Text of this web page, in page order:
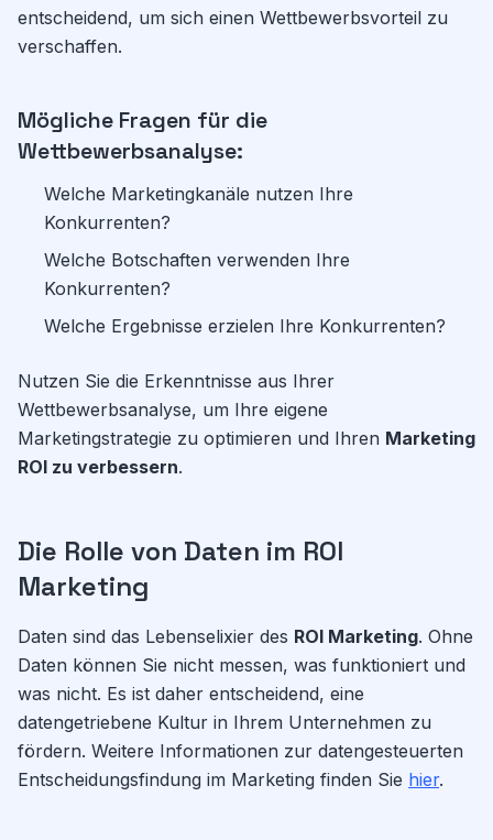
entscheidend, um sich einen Wettbewerbsvorteil zu
verschaffen.
Mögliche Fragen für die
Wettbewerbsanalyse:
Welche Marketingkanäle nutzen Ihre
Konkurrenten?
Welche Botschaften verwenden Ihre
Konkurrenten?
Welche Ergebnisse erzielen Ihre Konkurrenten?
Nutzen Sie die Erkenntnisse aus Ihrer
Wettbewerbsanalyse, um Ihre eigene
Marketingstrategie zu optimieren und Ihren Marketing
ROI zu verbessern.
Die Rolle von Daten im ROI
Marketing
Daten sind das Lebenselixier des ROI Marketing. Ohne
Daten können Sie nicht messen, was funktioniert und
was nicht. Es ist daher entscheidend, eine
datengetriebene Kultur in Ihrem Unternehmen zu
fördern. Weitere Informationen zur datengesteuerten
Entscheidungsfindung im Marketing finden Sie hier.